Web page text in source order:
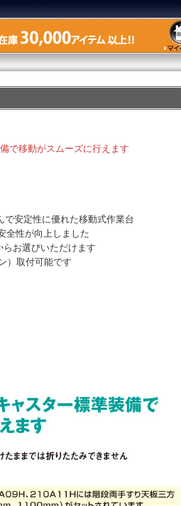
で移動がスムーズに行えます
で安定性に優れた移動式作業台
全性が向上しました
らお選びいただけます
）取付可能です